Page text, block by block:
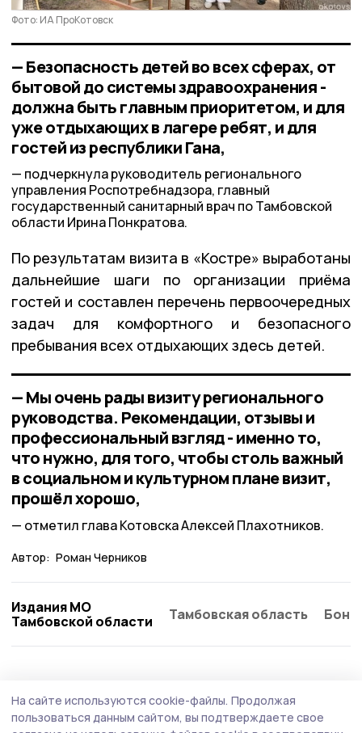
Фото: ИА ПроКотовск
— Безопасность детей во всех сферах, от
бытовой до системы здравоохранения -
должна быть главным приоритетом, и для
уже отдыхающих в лагере ребят, и для
гостей из республики Гана,
подчеркнула руководитель регионального
управления Роспотребнадзора, главный
государственный санитарный врач по Тамбовской
области Ирина Понкратова.
По результатам визита в «Костре» выработаны
дальнейшие шаги по организации приёма
гостей и составлен перечень первоочередных
задач для комфортного и безопасного
пребывания всех отдыхающих здесь детей.
— Мы очень рады визиту регионального
руководства. Рекомендации, отзывы и
профессиональный взгляд - именно то,
что нужно, для того, чтобы столь важный
в социальном и культурном плане визит,
прошёл хорошо,
отметил глава Котовска Алексей Плахотников.
Автор: Роман Черников
Издания МО
Тамбовской области
Тамбовская область
В Котовске до 12 августа ограничено
На сайте используются cookie-файлы. Продолжая
пользоваться данным сайтом, вы подтверждаете свое